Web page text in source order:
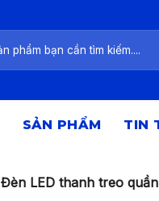
SẢN PHẨM TIN
Đèn LED thanh treo